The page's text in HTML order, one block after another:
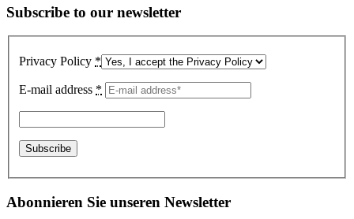
Subscribe to our newsletter
Privacy Policy *
E-mail address *
Abonnieren Sie unseren Newsletter